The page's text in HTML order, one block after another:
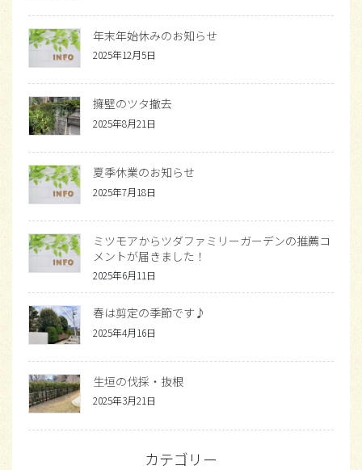
年末年始休みのお知らせ
2025年12月5日
擁壁のツタ撤去
2025年8月21日
夏季休業のお知らせ
2025年7月18日
ミツモアからツダファミリーガーデンの推薦コ
メントが届きました！
2025年6月11日
春は剪定の季節です♪
2025年4月16日
生垣の伐採・抜根
2025年3月21日
カテゴリー